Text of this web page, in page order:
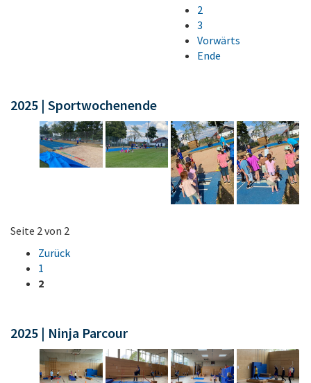
2
3
Vorwärts
Ende
2025 | Sportwochenende
Seite 2 von 2
Zurück
1
2
2025 | Ninja Parcour